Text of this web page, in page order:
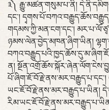
༣༽ རྒྱུ་མཚན་གསུམ་པ་ནི།
དང་།
གདམས་ཀྱི་མན་ངག་དང་།
ཉམས་ལེན་བྱེད་མཁན་ཞིག་ཡིན།
ན།
ཡང་ཇོ་བོ་རྗེ་ནས་མར་བརྒྱུད་པ་ཡིན།